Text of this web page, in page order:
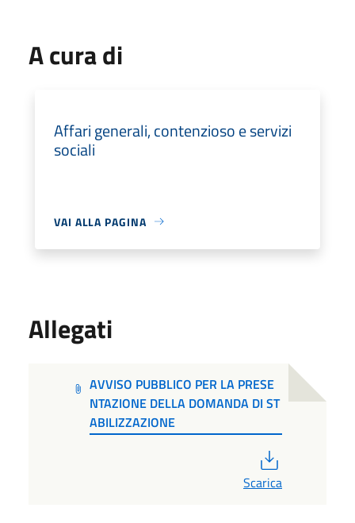
A cura di
Affari generali, contenzioso e servizi
sociali
VAI ALLA PAGINA
Allegati
AVVISO PUBBLICO PER LA PRESE
NTAZIONE DELLA DOMANDA DI ST
ABILIZZAZIONE
Scarica